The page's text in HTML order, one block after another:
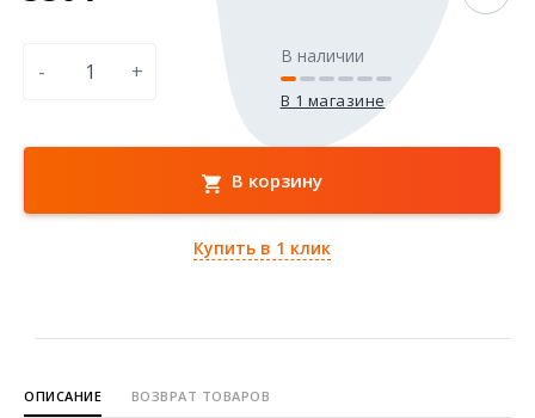
- +
В наличии
В 1 магазине
В корзину
Купить в 1 клик
ОПИСАНИЕ ВОЗВРАТ ТОВАРОВ